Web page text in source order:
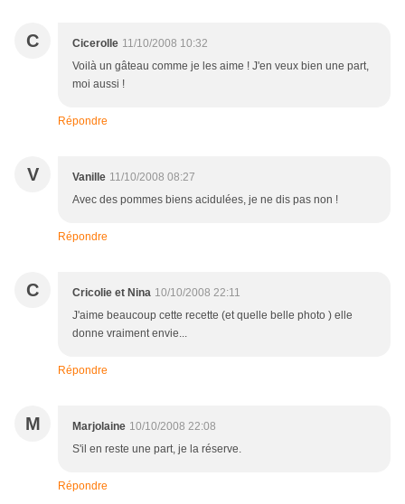
C Cicerolle 11/10/2008 10:32
Voilà un gâteau comme je les aime ! J'en veux bien une part,
moi aussi !
Répondre
V Vanille 11/10/2008 08:27
Avec des pommes biens acidulées, je ne dis pas non !
Répondre
C Cricolie et Nina 10/10/2008 22:11
J'aime beaucoup cette recette (et quelle belle photo ) elle
donne vraiment envie...
Répondre
M Marjolaine 10/10/2008 22:08
S'il en reste une part, je la réserve.
Répondre